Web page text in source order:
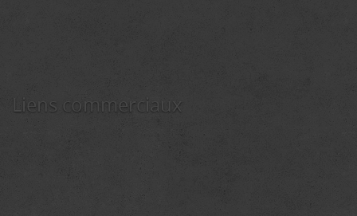
Liens commerciaux